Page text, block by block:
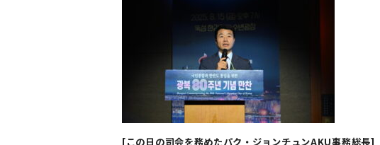
[この日の司会を務めたパク・ジョンチュンAKU事務総長]